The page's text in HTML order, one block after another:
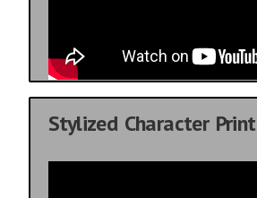
Stylized Character Print